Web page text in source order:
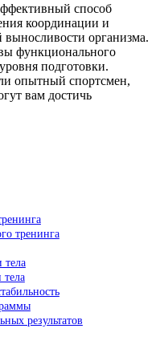
способ
координации и
организма.
функционального
подготовки.
опытный спортсмен,
вам достичь
тренинга
тела
результатов